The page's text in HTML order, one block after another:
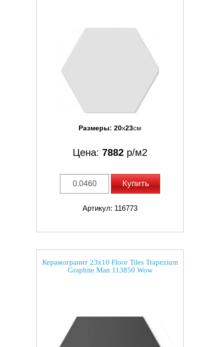
Размеры: 20x23см
Цена: 7882 р/м2
Купить
Артикул: 116773
Керамогранит 23x10 Floor Tiles Trapezium
Graphite Matt 113850 Wow